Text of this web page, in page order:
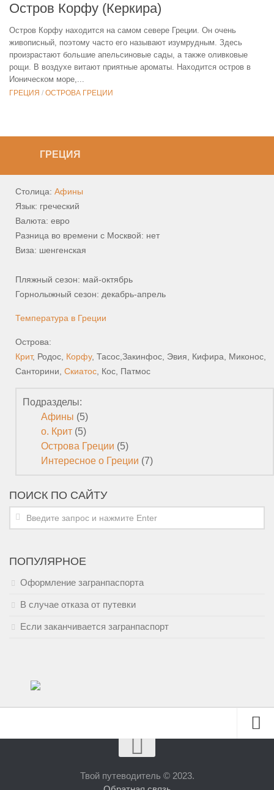
Остров Корфу (Керкира)
Остров Корфу находится на самом севере Греции. Он очень
живописный, поэтому часто его называют изумрудным. Здесь
произрастают большие апельсиновые сады, а также оливковые
рощи. В воздухе витают приятные ароматы. Находится остров в
Ионическом море,...
ГРЕЦИЯ / ОСТРОВА ГРЕЦИИ
ГРЕЦИЯ
Столица: Афины
Язык: греческий
Валюта: евро
Разница во времени с Москвой: нет
Виза: шенгенская
Пляжный сезон: май-октябрь
Горнолыжный сезон: декабрь-апрель
Температура в Греции
Острова:
Крит, Родос, Корфу, Тасос,Закинфос, Эвия, Кифира, Миконос,
Санторини, Скиатос , Кос, Патмос
Подразделы:
Афины (5)
о. Крит (5)
Острова Греции (5)
Интересное о Греции (7)
ПОИСК ПО САЙТУ
ПОПУЛЯРНОЕ
Оформление загранпаспорта
В случае отказа от путевки
Если заканчивается загранпаспорт
Твой путеводитель © 2023.